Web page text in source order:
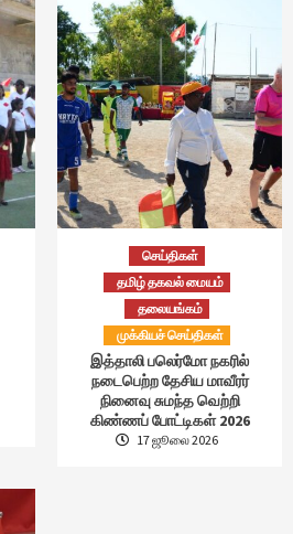
செய்திகள்
தமிழ் தகவல் மையம்
தலையங்கம்
முக்கியச் செய்திகள்
இத்தாலி பலெர்மோ நகரில்
நடைபெற்ற தேசிய மாவீரர்
நினைவு சுமந்த வெற்றி
கிண்ணப் போட்டிகள் 2026
17 ஜூலை 2026